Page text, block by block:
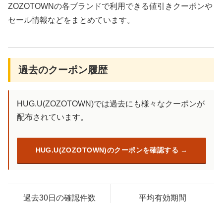
ZOZOTOWNの各ブランドで利用できる値引きクーポンや
セール情報などをまとめています。
過去のクーポン履歴
HUG.U(ZOZOTOWN)では過去にも様々なクーポンが
配布されています。
HUG.U(ZOZOTOWN)のクーポンを確認する
過去30日の確認件数
平均有効期間